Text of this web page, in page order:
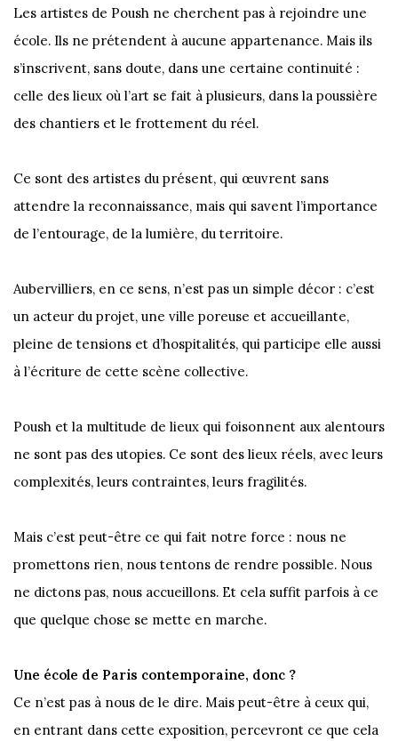
Les artistes de Poush ne cherchent pas à rejoindre une
école. Ils ne prétendent à aucune appartenance. Mais ils
s’inscrivent, sans doute, dans une certaine continuité :
celle des lieux où l’art se fait à plusieurs, dans la poussière
des chantiers et le frottement du réel.
Ce sont des artistes du présent, qui œuvrent sans
attendre la reconnaissance, mais qui savent l’importance
de l’entourage, de la lumière, du territoire.
Aubervilliers, en ce sens, n’est pas un simple décor : c’est
un acteur du projet, une ville poreuse et accueillante,
pleine de tensions et d’hospitalités, qui participe elle aussi
à l’écriture de cette scène collective.
Poush et la multitude de lieux qui foisonnent aux alentours
ne sont pas des utopies. Ce sont des lieux réels, avec leurs
complexités, leurs contraintes, leurs fragilités.
Mais c’est peut-être ce qui fait notre force : nous ne
promettons rien, nous tentons de rendre possible. Nous
ne dictons pas, nous accueillons. Et cela suffit parfois à ce
que quelque chose se mette en marche.
Une école de Paris contemporaine, donc ?
Ce n’est pas à nous de le dire. Mais peut-être à ceux qui,
en entrant dans cette exposition, percevront ce que cela